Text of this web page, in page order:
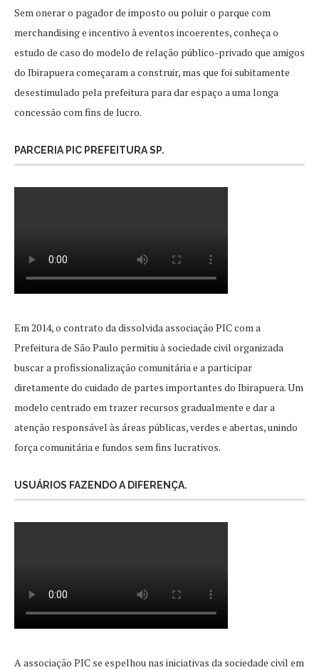
Sem onerar o pagador de imposto ou poluir o parque com
merchandising e incentivo à eventos incoerentes, conheça o
estudo de caso do modelo de relação público-privado que amigos
do Ibirapuera começaram a construir, mas que foi subitamente
desestimulado pela prefeitura para dar espaço a uma longa
concessão com fins de lucro.
PARCERIA PIC PREFEITURA SP.
Em 2014, o contrato da dissolvida associação PIC com a
Prefeitura de São Paulo permitiu à sociedade civil organizada
buscar a profissionalização comunitária e a participar
diretamente do cuidado de partes importantes do Ibirapuera. Um
modelo centrado em trazer recursos gradualmente e dar a
atenção responsável às áreas públicas, verdes e abertas, unindo
força comunitária e fundos sem fins lucrativos.
USUÁRIOS FAZENDO A DIFERENÇA.
A associação PIC se espelhou nas iniciativas da sociedade civil em